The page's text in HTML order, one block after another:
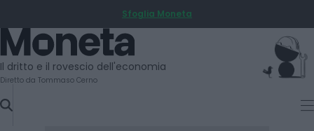
TO
CONTENT
Sfoglia Moneta
Moneta
Il dritto e il rovescio dell'economia
Diretto da Tommaso Cerno